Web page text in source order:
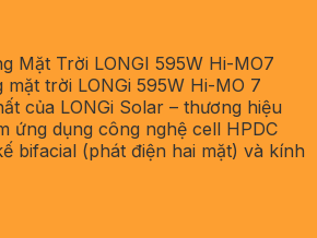
Mặt Trời LONGI 595W Hi-MO7
trời LONGi 595W Hi-MO 7
của LONGi Solar – thương hiệu
ứng dụng công nghệ cell HPDC
bifacial (phát điện hai mặt) và kính